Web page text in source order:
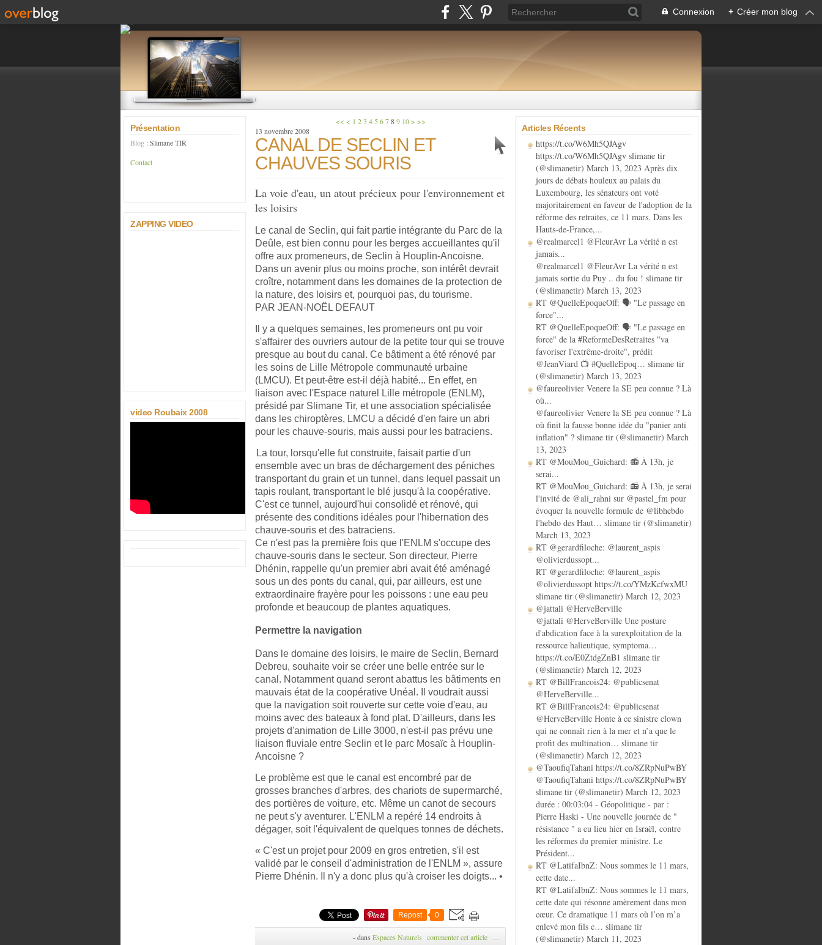
Connexion + Créer mon blog
Présentation
Blog : Slimane TIR
Contact
ZAPPING VIDEO
video Roubaix 2008
<< < 1 2 3 4 5 6 7 8 9 10 > >>
13 novembre 2008
CANAL DE SECLIN ET
CHAUVES SOURIS
La voie d'eau, un atout précieux pour l'environnement et
les loisirs
Le canal de Seclin, qui fait partie intégrante du Parc de la
Deûle, est bien connu pour les berges accueillantes qu'il
offre aux promeneurs, de Seclin à Houplin-Ancoisne.
Dans un avenir plus ou moins proche, son intérêt devrait
croître, notamment dans les domaines de la protection de
la nature, des loisirs et, pourquoi pas, du tourisme.
PAR JEAN-NOËL DEFAUT
Il y a quelques semaines, les promeneurs ont pu voir
s'affairer des ouvriers autour de la petite tour qui se trouve
presque au bout du canal. Ce bâtiment a été rénové par
les soins de Lille Métropole communauté urbaine
(LMCU). Et peut-être est-il déjà habité... En effet, en
liaison avec l'Espace naturel Lille métropole (ENLM),
présidé par Slimane Tir, et une association spécialisée
dans les chiroptères, LMCU a décidé d'en faire un abri
pour les chauve-souris, mais aussi pour les batraciens.
La tour, lorsqu'elle fut construite, faisait partie d'un
ensemble avec un bras de déchargement des péniches
transportant du grain et un tunnel, dans lequel passait un
tapis roulant, transportant le blé jusqu'à la coopérative.
C'est ce tunnel, aujourd'hui consolidé et rénové, qui
présente des conditions idéales pour l'hibernation des
chauve-souris et des batraciens.
Ce n'est pas la première fois que l'ENLM s'occupe des
chauve-souris dans le secteur. Son directeur, Pierre
Dhénin, rappelle qu'un premier abri avait été aménagé
sous un des ponts du canal, qui, par ailleurs, est une
extraordinaire frayère pour les poissons : une eau peu
profonde et beaucoup de plantes aquatiques.
Permettre la navigation
Dans le domaine des loisirs, le maire de Seclin, Bernard
Debreu, souhaite voir se créer une belle entrée sur le
canal. Notamment quand seront abattus les bâtiments en
mauvais état de la coopérative Unéal. Il voudrait aussi
que la navigation soit rouverte sur cette voie d'eau, au
moins avec des bateaux à fond plat. D'ailleurs, dans les
projets d'animation de Lille 3000, n'est-il pas prévu une
liaison fluviale entre Seclin et le parc Mosaïc à Houplin-
Ancoisne ?
Le problème est que le canal est encombré par de
grosses branches d'arbres, des chariots de supermarché,
des portières de voiture, etc. Même un canot de secours
ne peut s'y aventurer. L'ENLM a repéré 14 endroits à
dégager, soit l'équivalent de quelques tonnes de déchets.
« C'est un projet pour 2009 en gros entretien, s'il est
validé par le conseil d'administration de l'ENLM », assure
Pierre Dhénin. Il n'y a donc plus qu'à croiser les doigts... •
Repost 0
-dans Espaces Naturels commenter cet article …
Articles Récents
https://t.co/W6Mh5QJAgv
https://t.co/W6Mh5QJAgv slimane tir
(@slimanetir) March 13, 2023 Après dix
jours de débats houleux au palais du
Luxembourg, les sénateurs ont voté
majoritairement en faveur de l'adoption de la
réforme des retraites, ce 11 mars. Dans les
Hauts-de-France,...
@realmarcel1 @FleurAvr La vérité n est
jamais...
@realmarcel1 @FleurAvr La vérité n est
jamais sortie du Puy .. du fou ! slimane tir
(@slimanetir) March 13, 2023
RT @QuelleEpoqueOff: 🗣️ "Le passage en
force"...
RT @QuelleEpoqueOff: 🗣️ "Le passage en
force" de la #ReformeDesRetraites "va
favoriser l'extrême-droite", prédit
@JeanViard 📺 #QuelleEpoq… slimane tir
(@slimanetir) March 13, 2023
@faureolivier Venere la SE peu connue ? Là
où...
@faureolivier Venere la SE peu connue ? Là
où finit la fausse bonne idée du "panier anti
inflation" ? slimane tir (@slimanetir) March
13, 2023
RT @MouMou_Guichard: 📻 À 13h, je
serai...
RT @MouMou_Guichard: 📻 À 13h, je serai
l'invité de @ali_rahni sur @pastel_fm pour
évoquer la nouvelle formule de @libhebdo
l'hebdo des Haut… slimane tir (@slimanetir)
March 13, 2023
RT @gerardfiloche: @laurent_aspis
@olivierdussopt...
RT @gerardfiloche: @laurent_aspis
@olivierdussopt https://t.co/YMzKcfwxMU
slimane tir (@slimanetir) March 12, 2023
@jattali @HerveBerville
@jattali @HerveBerville Une posture
d'abdication face à la surexploitation de la
ressource halieutique, symptoma…
https://t.co/E0ZtdgZnB1 slimane tir
(@slimanetir) March 12, 2023
RT @BillFrancois24: @publicsenat
@HerveBerville...
RT @BillFrancois24: @publicsenat
@HerveBerville Honte à ce sinistre clown
qui ne connaît rien à la mer et n’a que le
profit des multination… slimane tir
(@slimanetir) March 12, 2023
@TaoufiqTahani https://t.co/8ZRpNuPwBY
@TaoufiqTahani https://t.co/8ZRpNuPwBY
slimane tir (@slimanetir) March 12, 2023
durée : 00:03:04 - Géopolitique - par :
Pierre Haski - Une nouvelle journée de "
résistance " a eu lieu hier en Israël, contre
les réformes du premier ministre. Le
Président...
RT @LatifaIbnZ: Nous sommes le 11 mars,
cette date...
RT @LatifaIbnZ: Nous sommes le 11 mars,
cette date qui résonne amèrement dans mon
cœur. Ce dramatique 11 mars où l’on m’a
enlevé mon fils c… slimane tir
(@slimanetir) March 11, 2023